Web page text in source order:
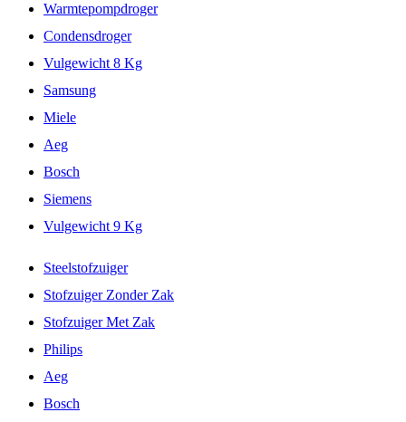
Warmtepompdroger
Condensdroger
Vulgewicht 8 Kg
Samsung
Miele
Aeg
Bosch
Siemens
Vulgewicht 9 Kg
Steelstofzuiger
Stofzuiger Zonder Zak
Stofzuiger Met Zak
Philips
Aeg
Bosch